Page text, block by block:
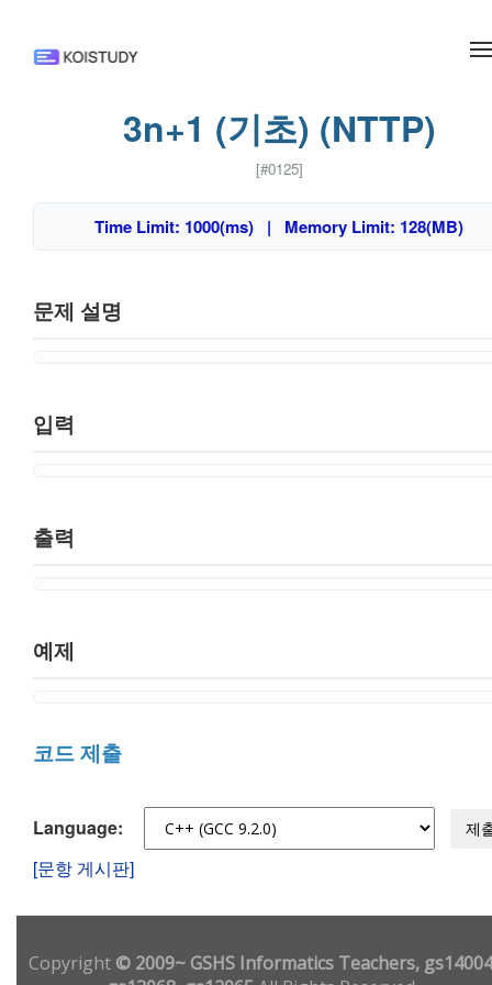
3n+1 (기초) (NTTP)
[#0125]
Time Limit: 1000(ms) | Memory Limit: 128(MB)
문제 설명
입력
출력
예제
코드 제출
Language: 제
[문항 게시판]
Copyright© 2009~ GSHS Informatics Teachers,